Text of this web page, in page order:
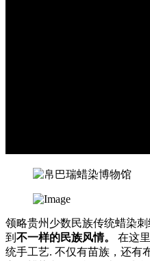
领略贵州少数民族传统蜡染
到 不一样的民族风情。
在这
统手工艺. 不仅有苗族，还有